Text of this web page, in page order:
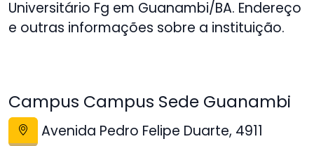
Universitário Fg em Guanambi/BA. Endereço
e outras informações sobre a instituição.
Campus Campus Sede Guanambi
Avenida Pedro Felipe Duarte, 4911